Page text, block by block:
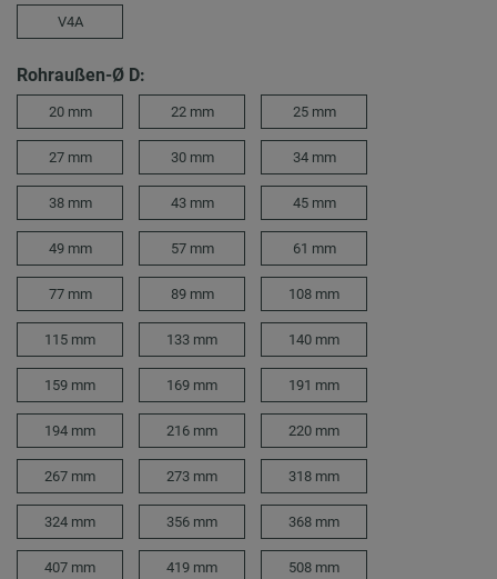
V4A
Rohraußen-Ø D:
20 mm 22 mm 25 mm
27 mm 30 mm 34 mm
38 mm 43 mm 45 mm
49 mm 57 mm 61 mm
77 mm 89 mm 108 mm
115 mm 133 mm 140 mm
159 mm 169 mm 191 mm
194 mm 216 mm 220 mm
267 mm 273 mm 318 mm
324 mm 356 mm 368 mm
407 mm 419 mm 508 mm